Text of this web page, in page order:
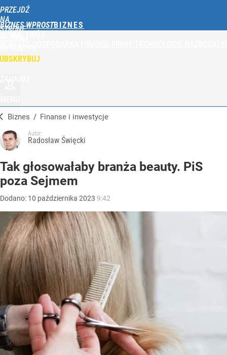
PRZEJDŹ
NA
STRONĘ
BIZNES WPROST
Biznes / Finanse i inwestycje
Autor:
Radosław Święcki
Tak głosowałaby branża beauty. PiS
poza Sejmem
Dodano: 10 października 2023 9:42